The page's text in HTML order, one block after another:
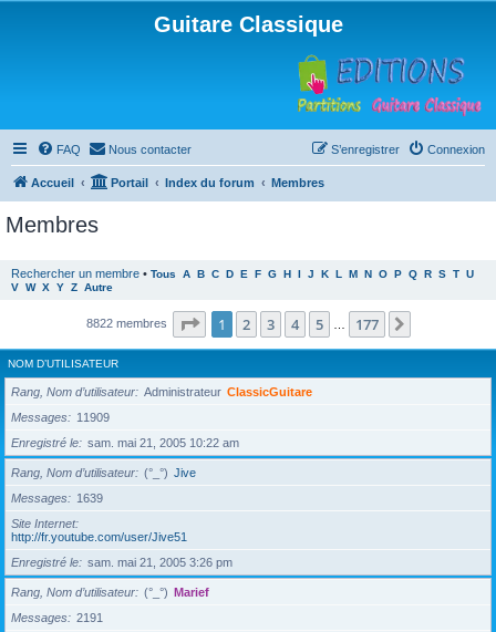
Guitare Classique
FAQ Nous contacter Connexion
S’enregistrer
Accueil Portail Index du forum Membres
Membres
Rechercher un membre • Tous A B C D E F G H I J K L M N O P Q R S T U
V W X Y Z Autre
8822 membres Page 1sur177
1 2 3 4 5 177
NOM D’UTILISATEUR
Rang, Nom d’utilisateur Administrateur ClassicGuitare
Messages
11909
Enregistré le
sam. mai 21, 2005 10:22 am
Rang, Nom d’utilisateur (°_°) Jive
Messages
1639
Site Internet
http://fr.youtube.com/user/Jive51
Enregistré le
sam. mai 21, 2005 3:26 pm
Rang, Nom d’utilisateur (°_°) Marief
Messages
2191